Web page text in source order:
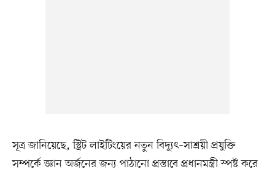
সূত্র জানিয়েছে, স্ট্রিট লাইটিংয়ের নতুন বিদ্যুৎ–সাশ্রয়ী প্রযুক্তি
সম্পর্কে জ্ঞান অর্জনের জন্য পাঠানো প্রস্তাবে প্রধানমন্ত্রী স্পষ্ট করে